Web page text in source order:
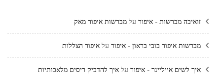
זואיבה מברשות - איפור על מברשות איפור מאק
מברשות איפור בובי בראון - איפור על איפור הצללות
איך לשים אייליינר - איפור על איך להדביק ריסים מלאכותיות